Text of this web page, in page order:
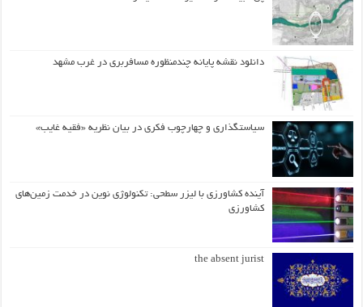
دانلود نقشه پایانه چندمنظوره مسافربری در غرب مشهد
سیاستگذاری و چهارچوب فکری در بیان نظریه «فقیه غایب»
آینده کشاورزی با لیزر سطحی: تکنولوژی نوین در خدمت زمین‌های
کشاورزی
the absent jurist